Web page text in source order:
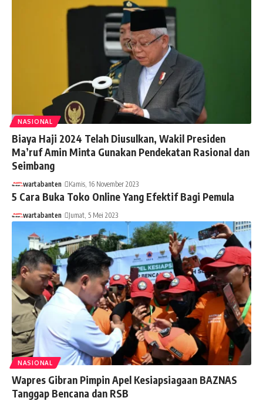
NASIONAL
Biaya Haji 2024 Telah Diusulkan, Wakil Presiden
Ma’ruf Amin Minta Gunakan Pendekatan Rasional dan
Seimbang
wartabanten Kamis, 16 November 2023
5 Cara Buka Toko Online Yang Efektif Bagi Pemula
wartabanten Jumat, 5 Mei 2023
NASIONAL
Wapres Gibran Pimpin Apel Kesiapsiagaan BAZNAS
Tanggap Bencana dan RSB